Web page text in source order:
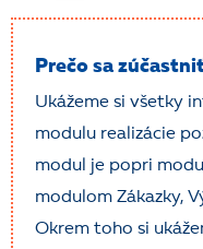
Prečo sa
Ukážeme si všetky
modulu realizácie
modul je popri
modulom Zákazky,
Okrem toho si